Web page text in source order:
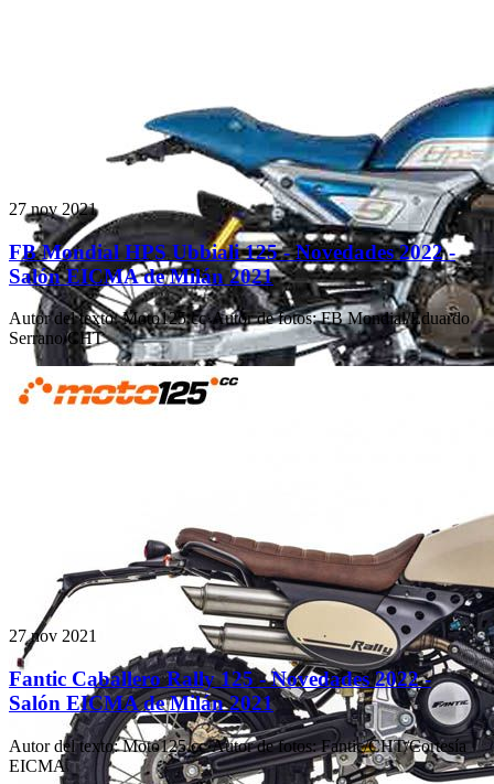
27 nov 2021
FB Mondial HPS Ubbiali 125 - Novedades 2022 -
Salón EICMA de Milán 2021
Autor del texto: Moto125.cc·Autor de fotos: FB Mondial/Eduardo
Serrano/CHT
27 nov 2021
Fantic Caballero Rally 125 - Novedades 2022 -
Salón EICMA de Milán 2021
Autor del texto: Moto125.cc·Autor de fotos: Fantic/CHT/Cortesía
EICMA